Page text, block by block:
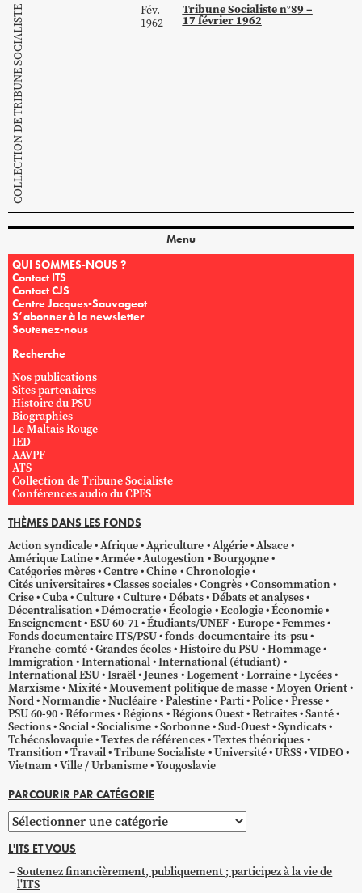
COLLECTION DE TRIBUNE SOCIALISTE
Fév.
1962
Tribune Socialiste n°89 –
17 février 1962
Menu
QUI SOMMES-NOUS ?
Contact ITS
Contact CJS
Centre Jacques-Sauvageot
S’abonner à la newsletter
Soutenez-nous
Recherche
Nos publications
Sites partenaires
Histoire du PSU
Biographies
Le Maltais Rouge
IED
AAVPF
ATS
Collection de Tribune Socialiste
Conférences audio du CPFS
THÈMES DANS LES FONDS
Action syndicale Afrique Agriculture Algérie Alsace
Amérique Latine Armée Autogestion
Bourgogne
Catégories mères Centre Chine Chronologie
Cités universitaires Classes sociales Congrès Consommation
Crise Cuba Culture Culture Débats Débats et analyses
Décentralisation Démocratie Écologie Ecologie Économie
Enseignement ESU 60-71 Étudiants/UNEF Europe Femmes
Fonds documentaire ITS/PSU fonds-documentaire-its-psu
Franche-comté Grandes écoles Histoire du PSU Hommage
Immigration International International (étudiant)
International ESU Israël Jeunes Logement Lorraine Lycées
Marxisme Mixité Mouvement politique de masse Moyen Orient
Nord Normandie Nucléaire Palestine Parti Police Presse
PSU 60-90 Réformes Régions Régions Ouest Retraites Santé
Sections Social Socialisme Sorbonne Sud-Ouest Syndicats
Tchécoslovaquie Textes de références Textes théoriques
Transition Travail Tribune Socialiste Université URSS VIDEO
Vietnam Ville / Urbanisme Yougoslavie
PARCOURIR PAR CATÉGORIE
Parcourir
par
catégorie
L'ITS ET VOUS
Soutenez financièrement, publiquement ; participez à la vie de
l'ITS